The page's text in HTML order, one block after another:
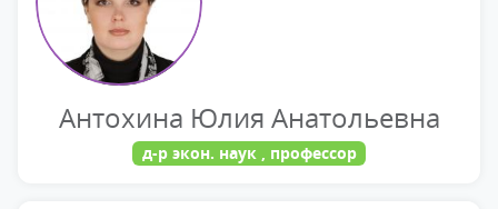
Антохина Юлия Анатольевна
д-р экон. наук , профессор